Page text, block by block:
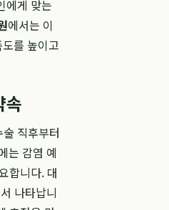
에게 맞는
에서는 이
를 높이고
속
직후부터
는 감염 예
합니다. 대
나타납니